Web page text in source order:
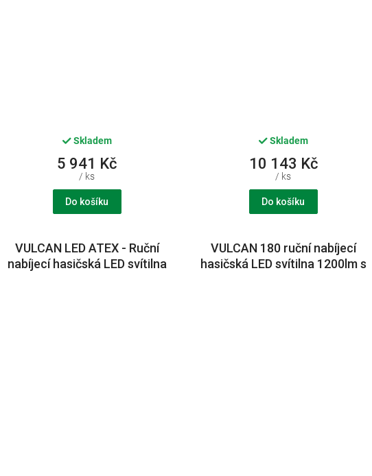
Skladem
5 941 Kč
/ ks
Do košíku
Skladem
10 143 Kč
/ ks
Do košíku
VULCAN LED ATEX - Ruční
nabíjecí hasičská LED svítilna
VULCAN 180 ruční nabíjecí
hasičská LED svítilna 1200lm s